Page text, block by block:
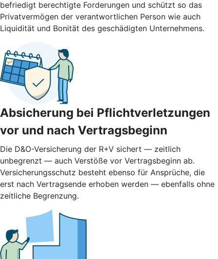
befriedigt berechtigte Forderungen und schützt so das
Privatvermögen der verantwortlichen Person wie auch
Liquidität und Bonität des geschädigten Unternehmens.
Absicherung bei Pflichtverletzungen
vor und nach ­Vertragsbeginn
Die D&O-Versicherung der R+V sichert — zeitlich
unbegrenzt — auch Verstöße vor Vertragsbeginn ab.
Versicherungsschutz besteht ebenso für Ansprüche, die
erst nach Vertragsende erhoben werden — ebenfalls ohne
zeitliche Begrenzung.